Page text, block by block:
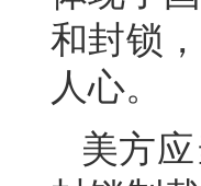
和封锁
人心。
美方